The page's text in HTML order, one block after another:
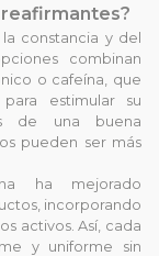
constancia y del
combinan
o cafeína, que
estimular su
de una buena
pueden ser más
ha mejorado
incorporando
activos. Así, cada
y uniforme sin